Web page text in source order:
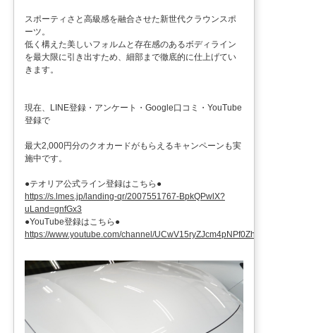
スポーティさと高級感を融合させた新世代クラウンスポ
ーツ。
低く構えた美しいフォルムと存在感のあるボディライン
を最大限に引き出すため、細部まで徹底的に仕上げてい
きます。
現在、LINE登録・アンケート・Google口コミ・YouTube
登録で
最大2,000円分のクオカードがもらえるキャンペーンも実
施中です。
●テオリア公式ライン登録はこちら●
https://s.lmes.jp/landing-qr/2007551767-BpkQPwlX?
uLand=gnfGx3
●YouTube登録はこちら●
https://www.youtube.com/channel/UCwV15ryZJcm4pNPf0ZhXu9g